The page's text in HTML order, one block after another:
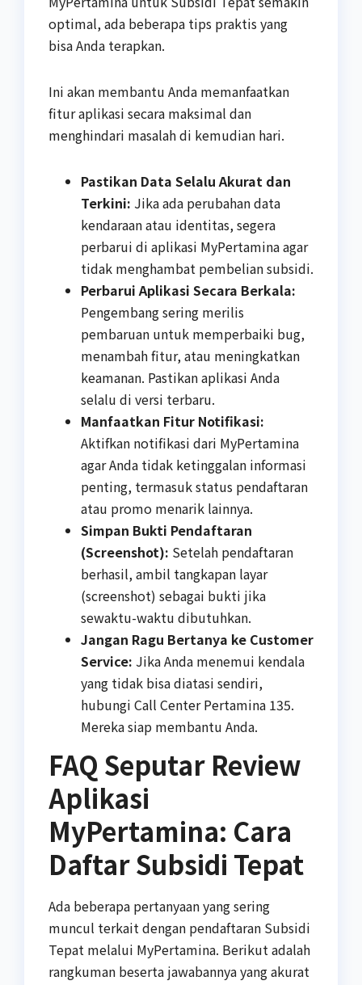
optimal, ada beberapa tips praktis yang
bisa Anda terapkan.
Ini akan membantu Anda memanfaatkan
fitur aplikasi secara maksimal dan
menghindari masalah di kemudian hari.
Pastikan Data Selalu Akurat dan
Terkini: Jika ada perubahan data
kendaraan atau identitas, segera
perbarui di aplikasi MyPertamina agar
tidak menghambat pembelian subsidi.
Perbarui Aplikasi Secara Berkala:
Pengembang sering merilis
pembaruan untuk memperbaiki bug,
menambah fitur, atau meningkatkan
keamanan. Pastikan aplikasi Anda
selalu di versi terbaru.
Manfaatkan Fitur Notifikasi:
Aktifkan notifikasi dari MyPertamina
agar Anda tidak ketinggalan informasi
penting, termasuk status pendaftaran
atau promo menarik lainnya.
Simpan Bukti Pendaftaran
(Screenshot): Setelah pendaftaran
berhasil, ambil tangkapan layar
(screenshot) sebagai bukti jika
sewaktu-waktu dibutuhkan.
Jangan Ragu Bertanya ke Customer
Service: Jika Anda menemui kendala
yang tidak bisa diatasi sendiri,
hubungi Call Center Pertamina 135.
Mereka siap membantu Anda.
FAQ Seputar Review
Aplikasi
MyPertamina: Cara
Daftar Subsidi Tepat
Ada beberapa pertanyaan yang sering
muncul terkait dengan pendaftaran Subsidi
Tepat melalui MyPertamina. Berikut adalah
rangkuman beserta jawabannya yang akurat